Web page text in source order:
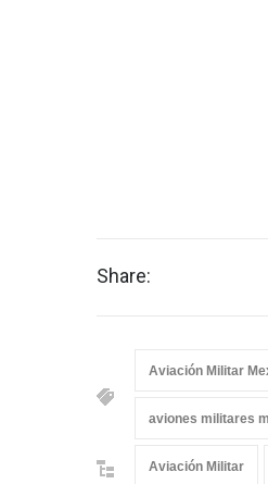
Share:
Aviación Militar
aviones militares
Aviación Militar